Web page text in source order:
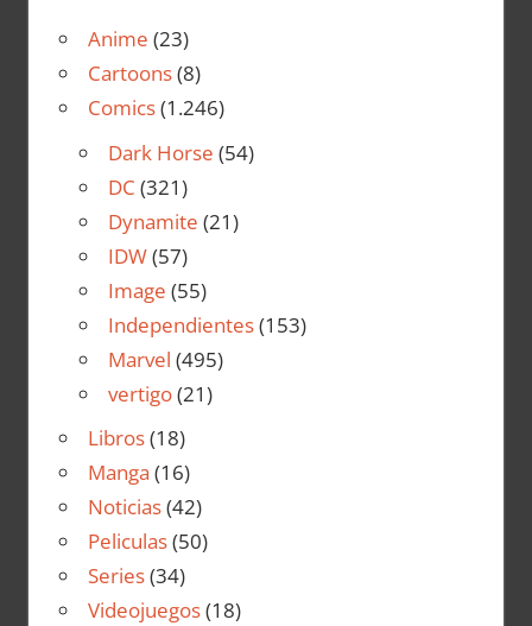
Anime (23)
Cartoons(8)
Comics(1.246)
Dark Horse (54)
DC (321)
Dynamite (21)
IDW(57)
Image (55)
Independientes(153)
Marvel (495)
vertigo(21)
Libros(18)
Manga (16)
Noticias(42)
Peliculas(50)
Series(34)
Videojuegos(18)